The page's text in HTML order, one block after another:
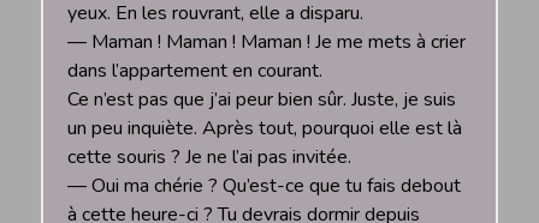
yeux. En les rouvrant, elle a disparu.
— Maman ! Maman ! Maman ! Je me mets à crier
dans l’appartement en courant.
Ce n’est pas que j’ai peur bien sûr. Juste, je suis
un peu inquiète. Après tout, pourquoi elle est là
cette souris ? Je ne l’ai pas invitée.
— Oui ma chérie ? Qu’est-ce que tu fais debout
à cette heure-ci ? Tu devrais dormir depuis